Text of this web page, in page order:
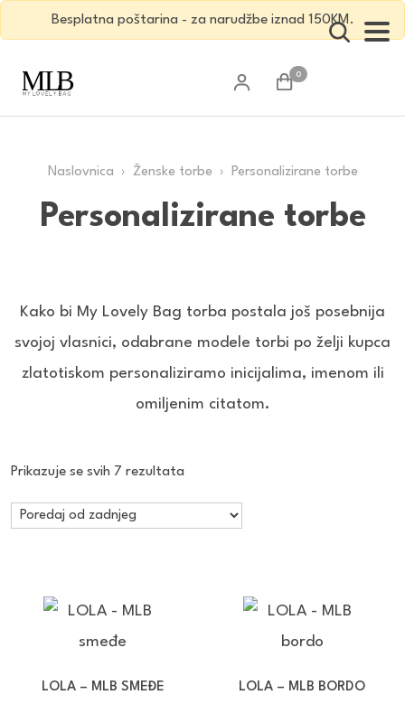
Besplatna poštarina - za narudžbe iznad 150KM.
0
Naslovnica › Ženske torbe › Personalizirane torbe
Personalizirane torbe
Kako bi My Lovely Bag torba postala još posebnija
svojoj vlasnici, odabrane modele torbi po želji kupca
zlatotiskom personaliziramo inicijalima, imenom ili
omiljenim citatom.
Prikazuje se svih 7 rezultata
po
najnovijem
LOLA – MLB SMEĐE LOLA – MLB BORDO